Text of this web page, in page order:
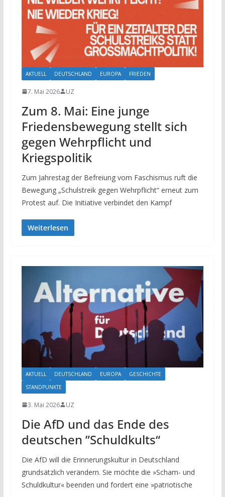
AKTUELL DEUTSCHLAND EUROPA FRIEDEN
7. Mai 2026 UZ
Zum 8. Mai: Eine junge
Friedensbewegung stellt sich
gegen Wehrpflicht und
Kriegspolitik
Zum Jahrestag der Befreiung vom Faschismus ruft die
Bewegung „Schulstreik gegen Wehrpflicht“ erneut zum
Protest auf. Die Initiative verbindet den Kampf
Weiterlesen
AKTUELL DEUTSCHLAND EUROPA
GESCHICHTE
STANDPUNKTE
3. Mai 2026 UZ
Die AfD und das Ende des
deutschen ”Schuldkults“
Die AfD will die Erinnerungskultur in Deutschland
grundsätzlich verändern. Sie möchte die »Scham- und
Schuldkultur« beenden und fordert eine »patriotische